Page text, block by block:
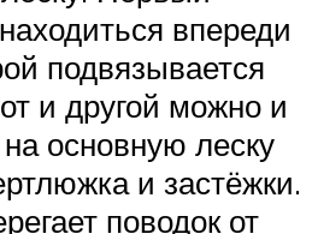
впереди
подвязывается
и другой можно и
основную леску
и застёжки.
поводок от